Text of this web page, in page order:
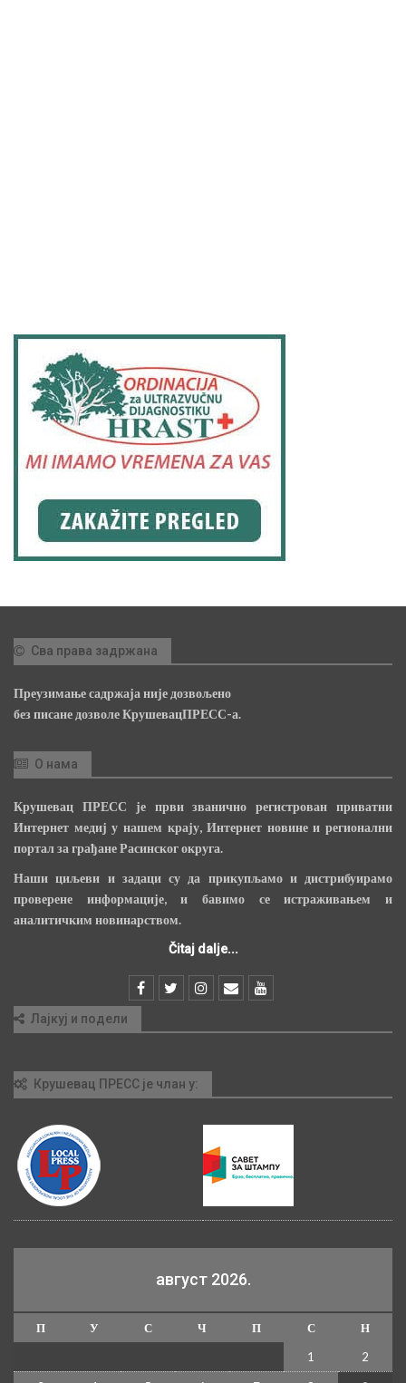
Сва права задржана
Преузимање садржаја није дозвољено
без писане дозволе КрушевацПРЕСС-а.
О нама
Крушевац ПРЕСС је први званично регистрован приватни
Интернет медиј у нашем крају, Интернет новине и регионални
портал за грађане Расинског округа.
Наши циљеви и задаци су да прикупљамо и дистрибуирамо
проверене информације, и бавимо се истраживањем и
аналитичким новинарством.
Čitaj dalje...
Лајкуј и подели
Крушевац ПРЕСС је члан у:
август 2026.
П У С Ч П С
Н
1
2